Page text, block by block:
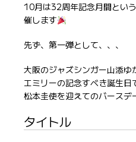
10月は32周年記念月間とい
催します
先ず、第一弾として、、、
大阪のジャズシンガー山添
エミリーの記念すべき誕生
松本圭使を迎えてのバース
タイトル